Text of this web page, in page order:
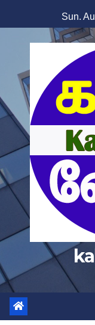
to
content
Sun.